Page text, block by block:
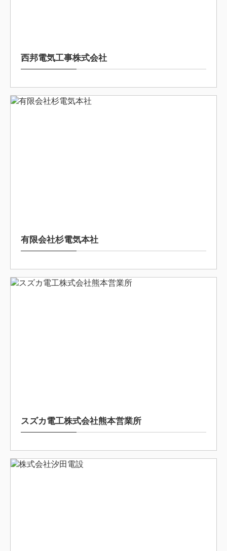
西邦電気工事株式会社
有限会社杉電気本社
スズカ電工株式会社熊本営業所